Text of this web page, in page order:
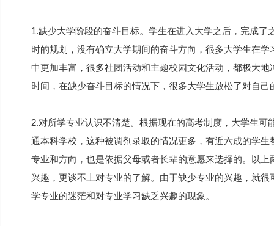
1.缺少大学阶段的奋斗目标。学生在进入大学之后，完成
时的规划，没有确立大学期间的奋斗方向，很多大学生在
中更加丰富，很多社团活动和主题校园文化活动，都极大
时间，在缺少奋斗目标的情况下，很多大学生放松了对自
2.对所学专业认识不清楚。根据现在的高考制度，大学生
通本科学校，这种被调剂录取的情况更多，有近六成的学
专业和方向，也是依据父母或者长辈的意愿来选择的。以
兴趣，更谈不上对专业的了解。由于缺少专业的兴趣，就
学专业的迷茫和对专业学习缺乏兴趣的现象。